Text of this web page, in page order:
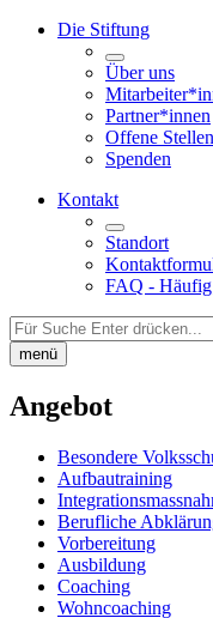
Die Stiftung
Über uns
Partner*innen
Offene Stellen
Spenden
Kontakt
Standort
FAQ - Häufig
Auf
der
Seite
menü
Angebot
Besondere
Aufbautraining
Berufliche
Vorbereitung
Ausbildung
Coaching
Wohncoaching